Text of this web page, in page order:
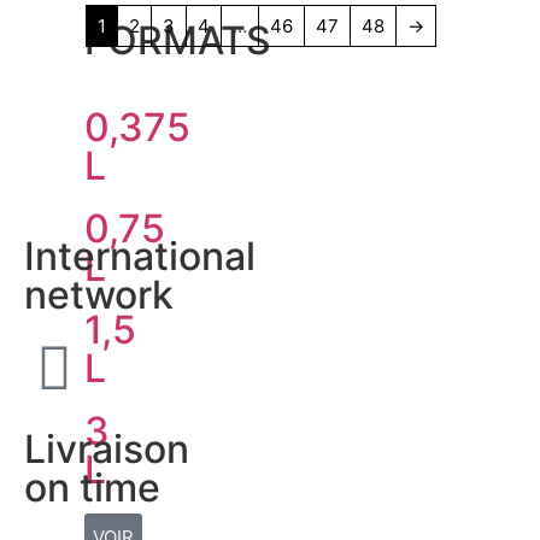
FORMATS
0,375
L
0,75
L
1,5
L
3
L
1 2 3 4 … 46 47 48 →
International
network
Livraison
on time